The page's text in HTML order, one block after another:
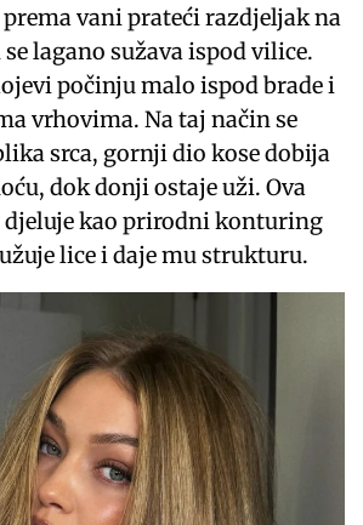
vani prateći razdjeljak na
lagano sužava ispod vilice.
počinju malo ispod brade i
vrhovima. Na taj način se
srca, gornji dio kose dobija
dok donji ostaje uži. Ova
kao prirodni konturing
lice i daje mu strukturu.